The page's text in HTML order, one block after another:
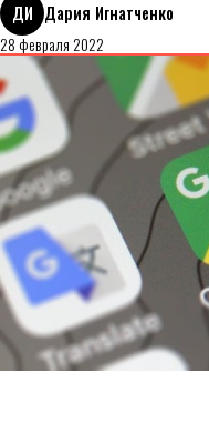
ДИ Дария Игнатченко
28 февраля 2022